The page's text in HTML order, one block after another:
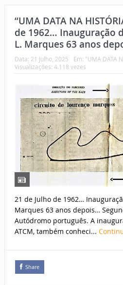
“UMA DATA NA
de 1962… Inauguração
L. Marques 63 anos
Data: 21 Julho, 2025 Em: "UMA DATA
Visualizações: 4.118 vezes
21 de Julho de 1962…
Marques 63 anos depois…
Autódromo português. A
ATCM, também conheci...
Share